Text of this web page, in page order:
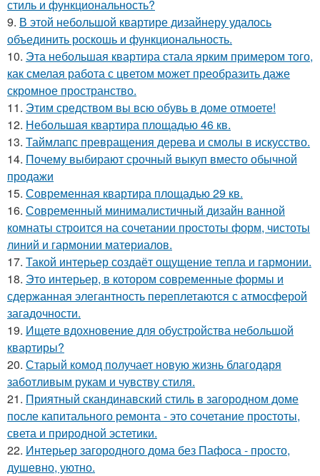
стиль и функциональность?
9. В этой небольшой квартире дизайнеру удалось
объединить роскошь и функциональность.
10. Эта небольшая квартира стала ярким примером того,
как смелая работа с цветом может преобразить даже
скромное пространство.
11. Этим средством вы всю обувь в доме отмоете!
12. Небольшая квартира площадью 46 кв.
13. Таймлапс превращения дерева и смолы в искусство.
14. Почему выбирают срочный выкуп вместо обычной
продажи
15. Современная квартира площадью 29 кв.
16. Современный минималистичный дизайн ванной
комнаты строится на сочетании простоты форм, чистоты
линий и гармонии материалов.
17. Такой интерьер создаёт ощущение тепла и гармонии.
18. Это интерьер, в котором современные формы и
сдержанная элегантность переплетаются с атмосферой
загадочности.
19. Ищете вдохновение для обустройства небольшой
квартиры?
20. Старый комод получает новую жизнь благодаря
заботливым рукам и чувству стиля.
21. Приятный скандинавский стиль в загородном доме
после капитального ремонта - это сочетание простоты,
света и природной эстетики.
22. Интерьер загородного дома без Пафоса - просто,
душевно, уютно.